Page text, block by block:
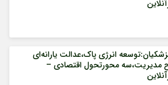
انرژی پاک،عدالت یارانه‌ای
مدیریت،سه محورتحول اقتصادی –